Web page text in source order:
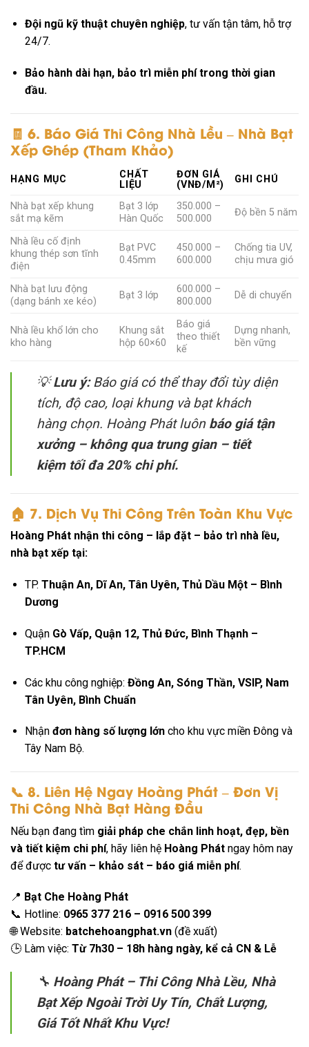
Đội ngũ kỹ thuật chuyên nghiệp, tư vấn tận tâm, hỗ trợ
24/7.
Bảo hành dài hạn, bảo trì miễn phí trong thời gian
đầu.
🧾 6. Báo Giá Thi Công Nhà Lều – Nhà Bạt
Xếp Ghép (Tham Khảo)
HẠNG MỤC
CHẤT
LIỆU
ĐƠN GIÁ
(VNĐ/M²)
GHI CHÚ
Nhà bạt xếp khung
sắt mạ kẽm
Bạt 3 lớp
Hàn Quốc
350.000 –
500.000
Độ bền 5 năm
Nhà lều cố định
khung thép sơn tĩnh
điện
Bạt PVC
0.45mm
450.000 –
600.000
Chống tia UV,
chịu mưa gió
Nhà bạt lưu động
(dạng bánh xe kéo)
Bạt 3 lớp
600.000 –
800.000
Dễ di chuyển
Nhà lều khổ lớn cho
kho hàng
Khung sắt
hộp 60×60
Báo giá
theo thiết
kế
Dựng nhanh,
bền vững
💡Lưu ý:Báo giá có thể thay đổi tùy diện
tích, độ cao, loại khung và bạt khách
hàng chọn. Hoàng Phát luôn báo giá tận
xưởng – không qua trung gian – tiết
kiệm tối đa 20% chi phí.
🏠 7. Dịch Vụ Thi Công Trên Toàn Khu Vực
Hoàng Phát nhận thi công – lắp đặt – bảo trì nhà lều,
nhà bạt xếp tại:
TP. Thuận An, Dĩ An, Tân Uyên, Thủ Dầu Một – Bình
Dương
Quận Gò Vấp, Quận 12, Thủ Đức, Bình Thạnh –
TP.HCM
Các khu công nghiệp: Đồng An, Sóng Thần, VSIP, Nam
Tân Uyên, Bình Chuẩn
Nhận đơn hàng số lượng lớncho khu vực miền Đông và
Tây Nam Bộ.
📞 8. Liên Hệ Ngay Hoàng Phát – Đơn Vị
Thi Công Nhà Bạt Hàng Đầu
Nếu bạn đang tìm giải pháp che chắn linh hoạt, đẹp, bền
và tiết kiệm chi phí, hãy liên hệ Hoàng Phát ngay hôm nay
để được tư vấn – khảo sát – báo giá miễn phí.
📍 Bạt Che Hoàng Phát
📞 Hotline: 0965 377 216 – 0916 500 399
🌐 Website: batchehoangphat.vn (đề xuất)
🕒 Làm việc: Từ 7h30 – 18h hàng ngày, kể cả CN & Lễ
🔧 Hoàng Phát – Thi Công Nhà Lều, Nhà
Bạt Xếp Ngoài Trời Uy Tín, Chất Lượng,
Giá Tốt Nhất Khu Vực!